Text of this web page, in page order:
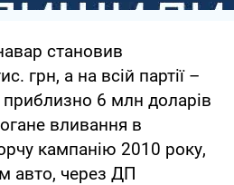
становив
грн, а на всій партії –
6 млн доларів
вливання в
кампанію 2010 року,
авто, через ДП